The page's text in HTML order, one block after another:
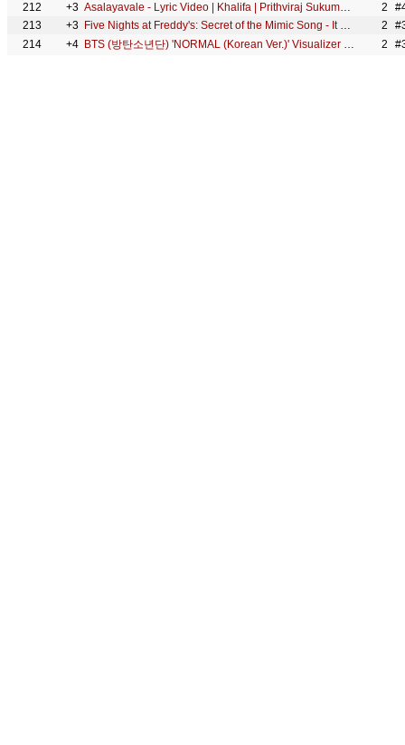
212
+3 Asalayavale - Lyric Video | Khalifa | Prithviraj Sukumaran|Malvika Sharma | Jakes Bejoy x Sid Sriram 2
213
+3 Five Nights at Freddy's: Secret of the Mimic Song - It Doesn't Matter - The Living Tombstone 2
214
+4 BTS (방탄소년단) 'NORMAL (Korean Ver.)' Visualizer for ARMY 2